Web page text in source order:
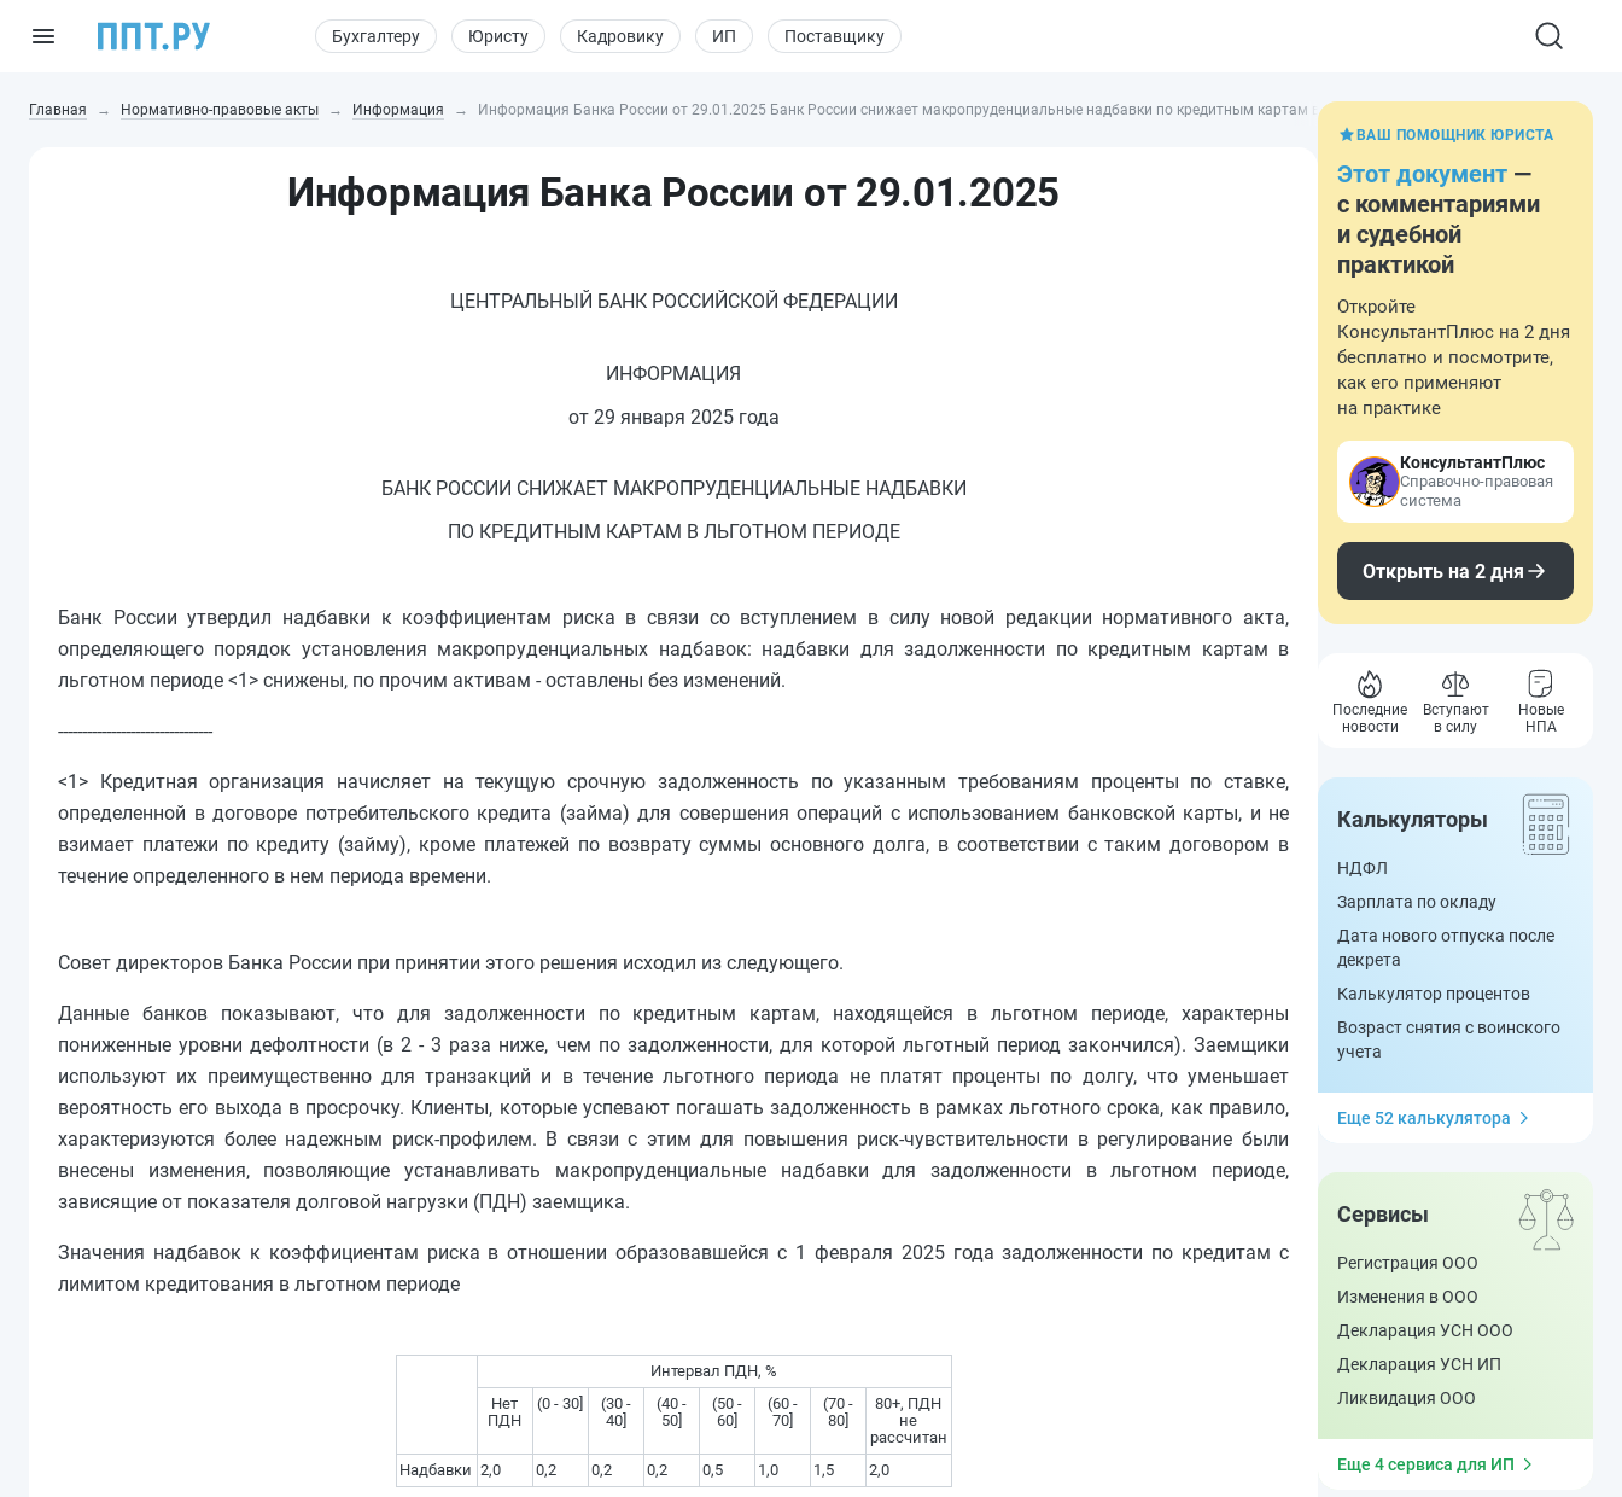
Бухгалтеру Юристу Кадровику ИП Поставщику
Главная Нормативно-правовые акты Информация Информация Банка России от 29.01.2025 Банк России снижает макропруденциальные надбавки по кредитным картам в льготном периоде
Информация Банка России от 29.01.2025
ЦЕНТРАЛЬНЫЙ БАНК РОССИЙСКОЙ ФЕДЕРАЦИИ
ИНФОРМАЦИЯ
от 29 января 2025 года
БАНК РОССИИ СНИЖАЕТ МАКРОПРУДЕНЦИАЛЬНЫЕ НАДБАВКИ
ПО КРЕДИТНЫМ КАРТАМ В ЛЬГОТНОМ ПЕРИОДЕ
Банк России утвердил надбавки к коэффициентам риска в связи со вступлением в силу новой редакции нормативного акта,
определяющего порядок установления макропруденциальных надбавок: надбавки для задолженности по кредитным картам в
льготном периоде <1> снижены, по прочим активам - оставлены без изменений.
--------------------------------
<1> Кредитная организация начисляет на текущую срочную задолженность по указанным требованиям проценты по ставке,
определенной в договоре потребительского кредита (займа) для совершения операций с использованием банковской карты, и не
взимает платежи по кредиту (займу), кроме платежей по возврату суммы основного долга, в соответствии с таким договором в
течение определенного в нем периода времени.
Совет директоров Банка России при принятии этого решения исходил из следующего.
Данные банков показывают, что для задолженности по кредитным картам, находящейся в льготном периоде, характерны
пониженные уровни дефолтности (в 2 - 3 раза ниже, чем по задолженности, для которой льготный период закончился). Заемщики
используют их преимущественно для транзакций и в течение льготного периода не платят проценты по долгу, что уменьшает
вероятность его выхода в просрочку. Клиенты, которые успевают погашать задолженность в рамках льготного срока, как правило,
характеризуются более надежным риск-профилем. В связи с этим для повышения риск-чувствительности в регулирование были
внесены изменения, позволяющие устанавливать макропруденциальные надбавки для задолженности в льготном периоде,
зависящие от показателя долговой нагрузки (ПДН) заемщика.
Значения надбавок к коэффициентам риска в отношении образовавшейся с 1 февраля 2025 года задолженности по кредитам с
лимитом кредитования в льготном периоде
Интервал ПДН, %
Нет
ПДН
(0 - 30]
(30 -
40]
(40 -
50]
(50 -
60]
(60 -
70]
(70 -
80]
80+, ПДН
не
рассчитан
Надбавки 2,0 0,2 0,2 0,2 0,5 1,0 1,5 2,0
ВАШ ПОМОЩНИК ЮРИСТА
Этот документ —
с комментариями
и судебной
практикой
Откройте
КонсультантПлюс на 2 дня
бесплатно и посмотрите,
как его применяют
на практике
КонсультантПлюс
Справочно-правовая
система
Открыть на 2 дня
Последние
новости
Вступают
в силу
Новые
НПА
Калькуляторы
НДФЛ
Зарплата по окладу
Дата нового отпуска после
декрета
Калькулятор процентов
Возраст снятия с воинского
учета
Еще 52 калькулятора
Сервисы
Регистрация ООО
Изменения в ООО
Декларация УСН ООО
Декларация УСН ИП
Ликвидация ООО
Еще 4 сервиса для ИП